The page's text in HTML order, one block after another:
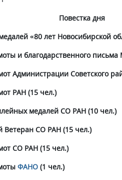
Повестка дня
«80 лет Новосибирской
и благодарственного
Администрации Советского
РАН (15 чел.)
медалей СО РАН (10 чел.)
Ветеран СО РАН (15 чел.)
СО РАН (15 чел.)
ФАНО (1 чел.)